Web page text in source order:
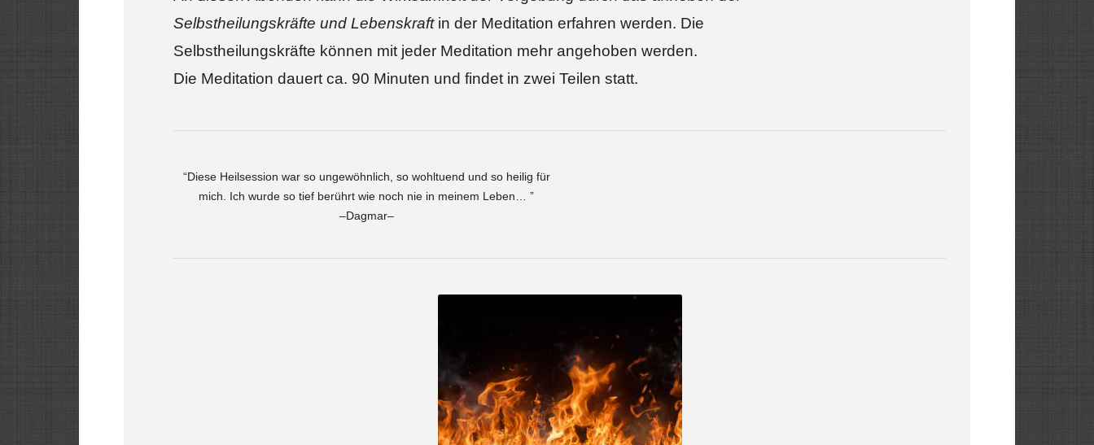
Selbstheilungskräfte und Lebenskraft in der Meditation erfahren werden. Die
Selbstheilungskräfte können mit jeder Meditation mehr angehoben werden.
Die Meditation dauert ca. 90 Minuten und findet in zwei Teilen statt.
“Diese Heilsession war so ungewöhnlich, so wohltuend und so heilig für
mich. Ich wurde so tief berührt wie noch nie in meinem Leben… ”
–Dagmar–